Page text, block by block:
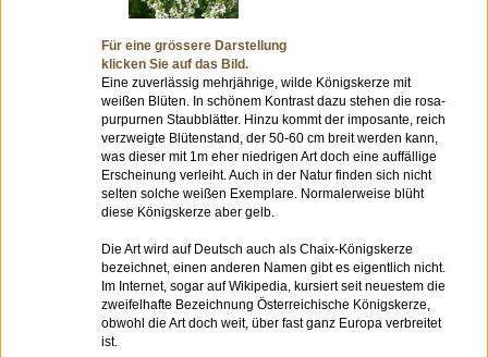
Für eine grössere Darstellung
klicken Sie auf das Bild.
Eine zuverlässig mehrjährige, wilde Königskerze mit
weißen Blüten. In schönem Kontrast dazu stehen die rosa-
purpurnen Staubblätter. Hinzu kommt der imposante, reich
verzweigte Blütenstand, der 50-60 cm breit werden kann,
was dieser mit 1m eher niedrigen Art doch eine auffällige
Erscheinung verleiht. Auch in der Natur finden sich nicht
selten solche weißen Exemplare. Normalerweise blüht
diese Königskerze aber gelb.
Die Art wird auf Deutsch auch als Chaix-Königskerze
bezeichnet, einen anderen Namen gibt es eigentlich nicht.
Im Internet, sogar auf Wikipedia, kursiert seit neuestem die
zweifelhafte Bezeichnung Österreichische Königskerze,
obwohl die Art doch weit, über fast ganz Europa verbreitet
ist.